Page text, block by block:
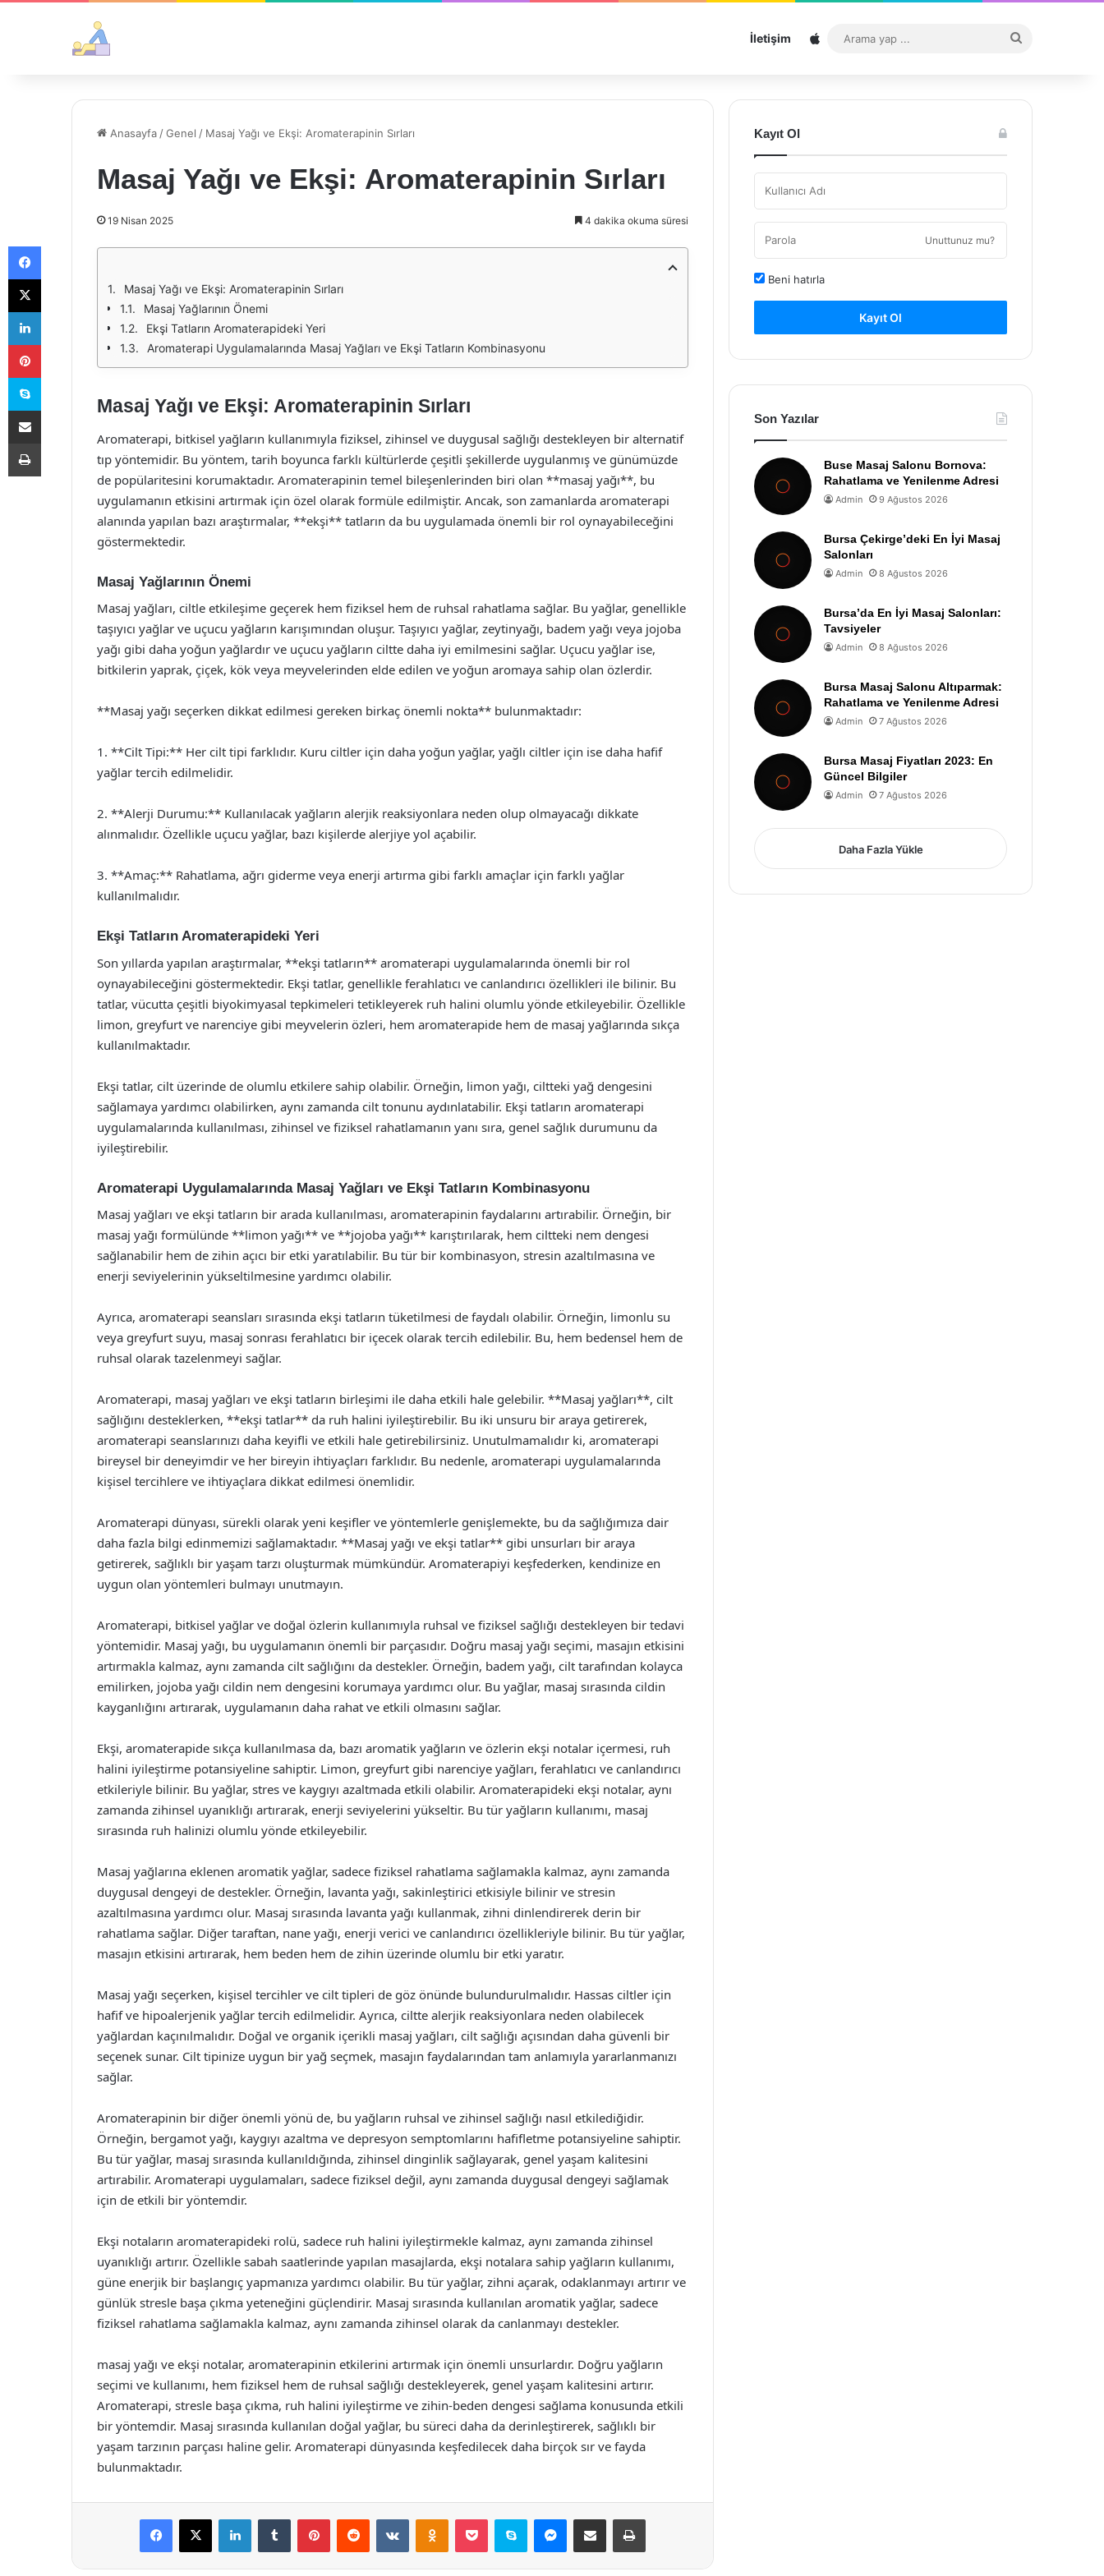
İletişim Sitemap
...
Anasayfa /Genel / Masaj Yağı ve Ekşi: Aromaterapinin Sırları
Masaj Yağı ve Ekşi: Aromaterapinin Sırları
19 Nisan 2025 4 dakika okuma süresi
Masaj Yağı ve Ekşi: Aromaterapinin Sırları
Masaj Yağlarının Önemi
Ekşi Tatların Aromaterapideki Yeri
Aromaterapi Uygulamalarında Masaj Yağları ve Ekşi Tatların Kombinasyonu
Masaj Yağı ve Ekşi: Aromaterapinin Sırları
Aromaterapi, bitkisel yağların kullanımıyla fiziksel, zihinsel ve duygusal sağlığı destekleyen bir alternatif
tıp yöntemidir. Bu yöntem, tarih boyunca farklı kültürlerde çeşitli şekillerde uygulanmış ve günümüzde
de popülaritesini korumaktadır. Aromaterapinin temel bileşenlerinden biri olan **masaj yağı**, bu
uygulamanın etkisini artırmak için özel olarak formüle edilmiştir. Ancak, son zamanlarda aromaterapi
alanında yapılan bazı araştırmalar, **ekşi** tatların da bu uygulamada önemli bir rol oynayabileceğini
göstermektedir.
Masaj Yağlarının Önemi
Masaj yağları, ciltle etkileşime geçerek hem fiziksel hem de ruhsal rahatlama sağlar. Bu yağlar, genellikle
taşıyıcı yağlar ve uçucu yağların karışımından oluşur. Taşıyıcı yağlar, zeytinyağı, badem yağı veya jojoba
yağı gibi daha yoğun yağlardır ve uçucu yağların ciltte daha iyi emilmesini sağlar. Uçucu yağlar ise,
bitkilerin yaprak, çiçek, kök veya meyvelerinden elde edilen ve yoğun aromaya sahip olan özlerdir.
**Masaj yağı seçerken dikkat edilmesi gereken birkaç önemli nokta** bulunmaktadır:
1. **Cilt Tipi:** Her cilt tipi farklıdır. Kuru ciltler için daha yoğun yağlar, yağlı ciltler için ise daha hafif
yağlar tercih edilmelidir.
2. **Alerji Durumu:** Kullanılacak yağların alerjik reaksiyonlara neden olup olmayacağı dikkate
alınmalıdır. Özellikle uçucu yağlar, bazı kişilerde alerjiye yol açabilir.
3. **Amaç:** Rahatlama, ağrı giderme veya enerji artırma gibi farklı amaçlar için farklı yağlar
kullanılmalıdır.
Ekşi Tatların Aromaterapideki Yeri
Son yıllarda yapılan araştırmalar, **ekşi tatların** aromaterapi uygulamalarında önemli bir rol
oynayabileceğini göstermektedir. Ekşi tatlar, genellikle ferahlatıcı ve canlandırıcı özellikleri ile bilinir. Bu
tatlar, vücutta çeşitli biyokimyasal tepkimeleri tetikleyerek ruh halini olumlu yönde etkileyebilir. Özellikle
limon, greyfurt ve narenciye gibi meyvelerin özleri, hem aromaterapide hem de masaj yağlarında sıkça
kullanılmaktadır.
Ekşi tatlar, cilt üzerinde de olumlu etkilere sahip olabilir. Örneğin, limon yağı, ciltteki yağ dengesini
sağlamaya yardımcı olabilirken, aynı zamanda cilt tonunu aydınlatabilir. Ekşi tatların aromaterapi
uygulamalarında kullanılması, zihinsel ve fiziksel rahatlamanın yanı sıra, genel sağlık durumunu da
iyileştirebilir.
Aromaterapi Uygulamalarında Masaj Yağları ve Ekşi Tatların Kombinasyonu
Masaj yağları ve ekşi tatların bir arada kullanılması, aromaterapinin faydalarını artırabilir. Örneğin, bir
masaj yağı formülünde **limon yağı** ve **jojoba yağı** karıştırılarak, hem ciltteki nem dengesi
sağlanabilir hem de zihin açıcı bir etki yaratılabilir. Bu tür bir kombinasyon, stresin azaltılmasına ve
enerji seviyelerinin yükseltilmesine yardımcı olabilir.
Ayrıca, aromaterapi seansları sırasında ekşi tatların tüketilmesi de faydalı olabilir. Örneğin, limonlu su
veya greyfurt suyu, masaj sonrası ferahlatıcı bir içecek olarak tercih edilebilir. Bu, hem bedensel hem de
ruhsal olarak tazelenmeyi sağlar.
Aromaterapi, masaj yağları ve ekşi tatların birleşimi ile daha etkili hale gelebilir. **Masaj yağları**, cilt
sağlığını desteklerken, **ekşi tatlar** da ruh halini iyileştirebilir. Bu iki unsuru bir araya getirerek,
aromaterapi seanslarınızı daha keyifli ve etkili hale getirebilirsiniz. Unutulmamalıdır ki, aromaterapi
bireysel bir deneyimdir ve her bireyin ihtiyaçları farklıdır. Bu nedenle, aromaterapi uygulamalarında
kişisel tercihlere ve ihtiyaçlara dikkat edilmesi önemlidir.
Aromaterapi dünyası, sürekli olarak yeni keşifler ve yöntemlerle genişlemekte, bu da sağlığımıza dair
daha fazla bilgi edinmemizi sağlamaktadır. **Masaj yağı ve ekşi tatlar** gibi unsurları bir araya
getirerek, sağlıklı bir yaşam tarzı oluşturmak mümkündür. Aromaterapiyi keşfederken, kendinize en
uygun olan yöntemleri bulmayı unutmayın.
Aromaterapi, bitkisel yağlar ve doğal özlerin kullanımıyla ruhsal ve fiziksel sağlığı destekleyen bir tedavi
yöntemidir. Masaj yağı, bu uygulamanın önemli bir parçasıdır. Doğru masaj yağı seçimi, masajın etkisini
artırmakla kalmaz, aynı zamanda cilt sağlığını da destekler. Örneğin, badem yağı, cilt tarafından kolayca
emilirken, jojoba yağı cildin nem dengesini korumaya yardımcı olur. Bu yağlar, masaj sırasında cildin
kayganlığını artırarak, uygulamanın daha rahat ve etkili olmasını sağlar.
Ekşi, aromaterapide sıkça kullanılmasa da, bazı aromatik yağların ve özlerin ekşi notalar içermesi, ruh
halini iyileştirme potansiyeline sahiptir. Limon, greyfurt gibi narenciye yağları, ferahlatıcı ve canlandırıcı
etkileriyle bilinir. Bu yağlar, stres ve kaygıyı azaltmada etkili olabilir. Aromaterapideki ekşi notalar, aynı
zamanda zihinsel uyanıklığı artırarak, enerji seviyelerini yükseltir. Bu tür yağların kullanımı, masaj
sırasında ruh halinizi olumlu yönde etkileyebilir.
Masaj yağlarına eklenen aromatik yağlar, sadece fiziksel rahatlama sağlamakla kalmaz, aynı zamanda
duygusal dengeyi de destekler. Örneğin, lavanta yağı, sakinleştirici etkisiyle bilinir ve stresin
azaltılmasına yardımcı olur. Masaj sırasında lavanta yağı kullanmak, zihni dinlendirerek derin bir
rahatlama sağlar. Diğer taraftan, nane yağı, enerji verici ve canlandırıcı özellikleriyle bilinir. Bu tür yağlar,
masajın etkisini artırarak, hem beden hem de zihin üzerinde olumlu bir etki yaratır.
Masaj yağı seçerken, kişisel tercihler ve cilt tipleri de göz önünde bulundurulmalıdır. Hassas ciltler için
hafif ve hipoalerjenik yağlar tercih edilmelidir. Ayrıca, ciltte alerjik reaksiyonlara neden olabilecek
yağlardan kaçınılmalıdır. Doğal ve organik içerikli masaj yağları, cilt sağlığı açısından daha güvenli bir
seçenek sunar. Cilt tipinize uygun bir yağ seçmek, masajın faydalarından tam anlamıyla yararlanmanızı
sağlar.
Aromaterapinin bir diğer önemli yönü de, bu yağların ruhsal ve zihinsel sağlığı nasıl etkilediğidir.
Örneğin, bergamot yağı, kaygıyı azaltma ve depresyon semptomlarını hafifletme potansiyeline sahiptir.
Bu tür yağlar, masaj sırasında kullanıldığında, zihinsel dinginlik sağlayarak, genel yaşam kalitesini
artırabilir. Aromaterapi uygulamaları, sadece fiziksel değil, aynı zamanda duygusal dengeyi sağlamak
için de etkili bir yöntemdir.
Ekşi notaların aromaterapideki rolü, sadece ruh halini iyileştirmekle kalmaz, aynı zamanda zihinsel
uyanıklığı artırır. Özellikle sabah saatlerinde yapılan masajlarda, ekşi notalara sahip yağların kullanımı,
güne enerjik bir başlangıç yapmanıza yardımcı olabilir. Bu tür yağlar, zihni açarak, odaklanmayı artırır ve
günlük stresle başa çıkma yeteneğini güçlendirir. Masaj sırasında kullanılan aromatik yağlar, sadece
fiziksel rahatlama sağlamakla kalmaz, aynı zamanda zihinsel olarak da canlanmayı destekler.
masaj yağı ve ekşi notalar, aromaterapinin etkilerini artırmak için önemli unsurlardır. Doğru yağların
seçimi ve kullanımı, hem fiziksel hem de ruhsal sağlığı destekleyerek, genel yaşam kalitesini artırır.
Aromaterapi, stresle başa çıkma, ruh halini iyileştirme ve zihin-beden dengesi sağlama konusunda etkili
bir yöntemdir. Masaj sırasında kullanılan doğal yağlar, bu süreci daha da derinleştirerek, sağlıklı bir
yaşam tarzının parçası haline gelir. Aromaterapi dünyasında keşfedilecek daha birçok sır ve fayda
bulunmaktadır.
Facebook
X LinkedInTumblr PinterestReddit VKontakteOdnoklassniki
Pocket Skype Messenger
E-Posta ile paylaş Yazdır
Kayıt Ol
Unuttunuz mu?
Beni hatırla
Kayıt Ol
Son Yazılar
Buse Masaj Salonu Bornova:
Rahatlama ve Yenilenme Adresi
Admin 9 Ağustos 2026
Bursa Çekirge’deki En İyi Masaj
Salonları
Admin 8 Ağustos 2026
Bursa’da En İyi Masaj Salonları:
Tavsiyeler
Admin 8 Ağustos 2026
Bursa Masaj Salonu Altıparmak:
Rahatlama ve Yenilenme Adresi
Admin 7 Ağustos 2026
Bursa Masaj Fiyatları 2023: En
Güncel Bilgiler
Admin 7 Ağustos 2026
Daha Fazla Yükle
Facebook
X
LinkedIn
Pinterest
Skype
E-Posta ile paylaş